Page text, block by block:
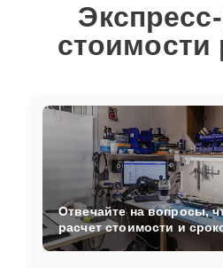
стоимости
Отвечайте на вопросы,
расчет стоимости и